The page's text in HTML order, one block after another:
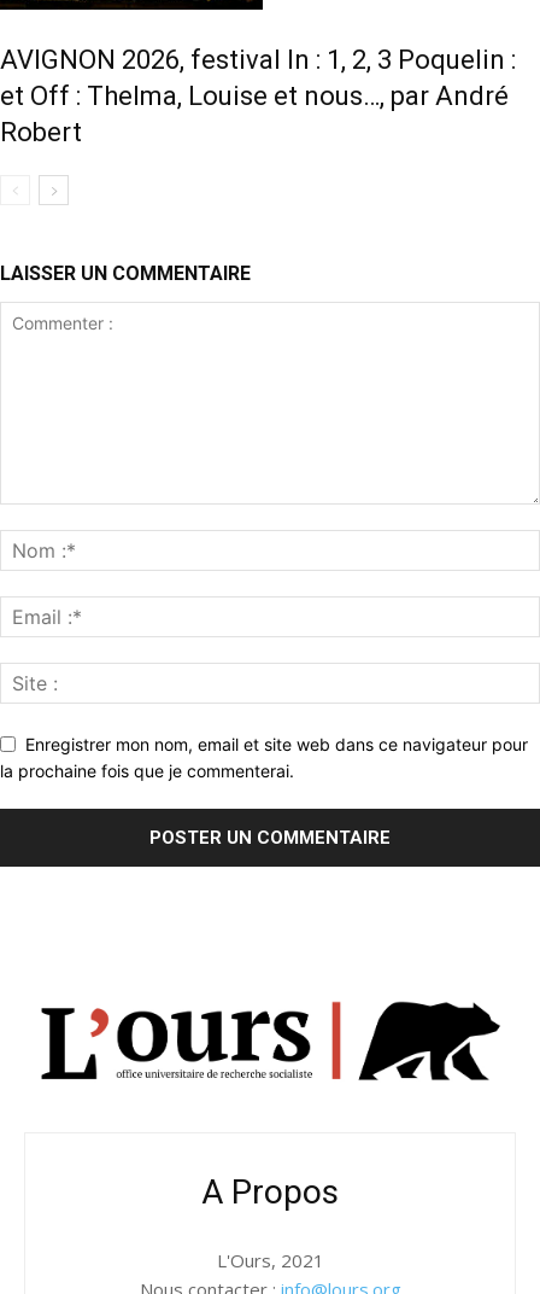
AVIGNON 2026, festival In : 1, 2, 3 Poquelin :
et Off : Thelma, Louise et nous…, par André
Robert
LAISSER UN COMMENTAIRE
Enregistrer mon nom, email et site web dans ce navigateur pour
la prochaine fois que je commenterai.
A Propos
L'Ours, 2021
Nous contacter : info@lours.org